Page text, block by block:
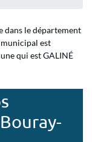
dans le département
municipal est
qui est GALINÉ